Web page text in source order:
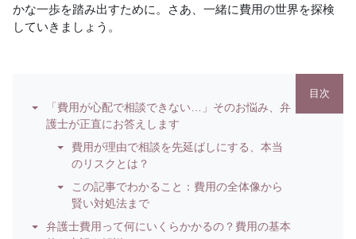
かな一歩を踏み出すために。さあ、一緒に費用の世界を探検
していきましょう。
目次
「費用が心配で相談できない…」そのお悩み、弁
護士が正直にお答えします
費用が理由で相談を先延ばしにする、本当
のリスクとは？
この記事でわかること：費用の全体像から
賢い対処法まで
弁護士費用って何にいくらかかるの？費用の基本